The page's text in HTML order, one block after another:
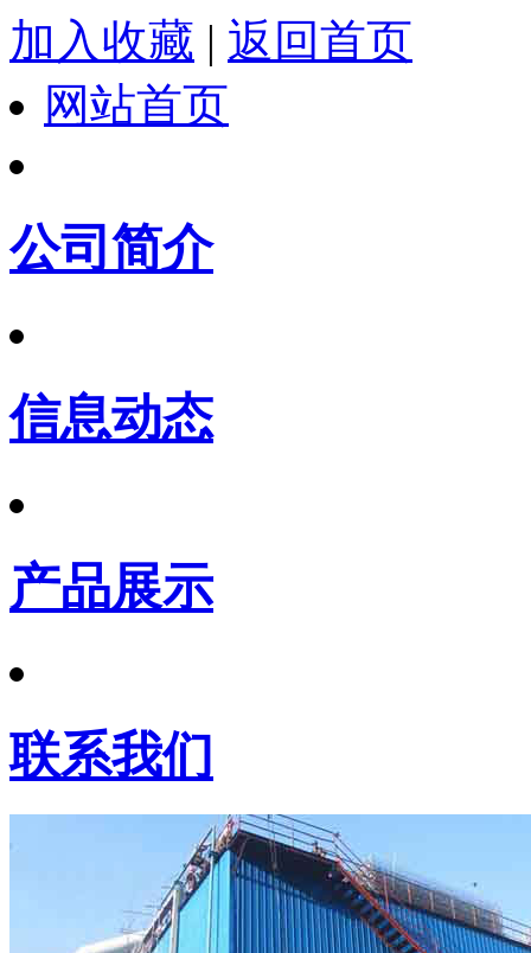
加入收藏 | 返回首页
网站首页
公司简介
信息动态
产品展示
联系我们